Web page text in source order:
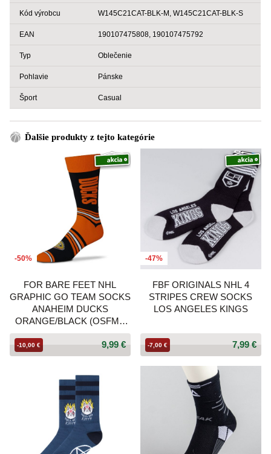
Kód výrobcu W145C21CAT-BLK-M, W145C21CAT-BLK-S
EAN 190107475808, 190107475792
Typ Oblečenie
Pohlavie Pánske
Šport Casual
Ďalšie produkty z tejto kategórie
-50%
FOR BARE FEET NHL
GRAPHIC GO TEAM SOCKS
ANAHEIM DUCKS
ORANGE/BLACK (OSFM -
US 5-12 / USW 6-11)
9,99 €
-10,00 €
-47%
FBF ORIGINALS NHL 4
STRIPES CREW SOCKS
LOS ANGELES KINGS
7,99 €
-7,00 €